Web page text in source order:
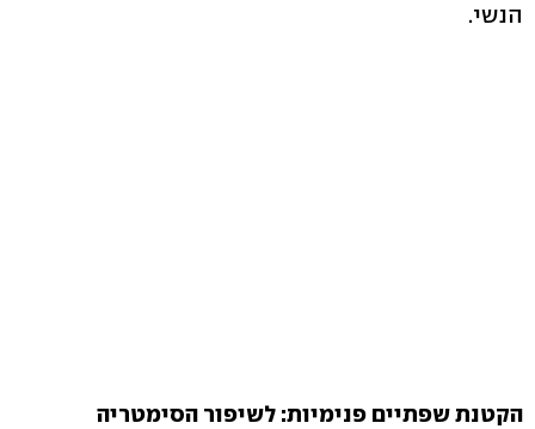
הנשי.
הקטנת שפתיים פנימיות: לשיפור הסימטריה